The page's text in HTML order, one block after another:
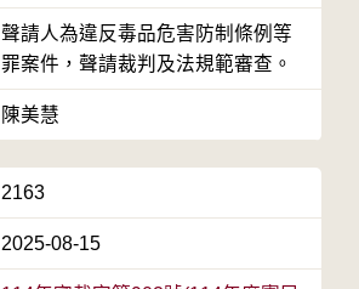
聲請人為違反毒品危害防制條例等
罪案件，聲請裁判及法規範審查。
陳美慧
2163
2025-08-15